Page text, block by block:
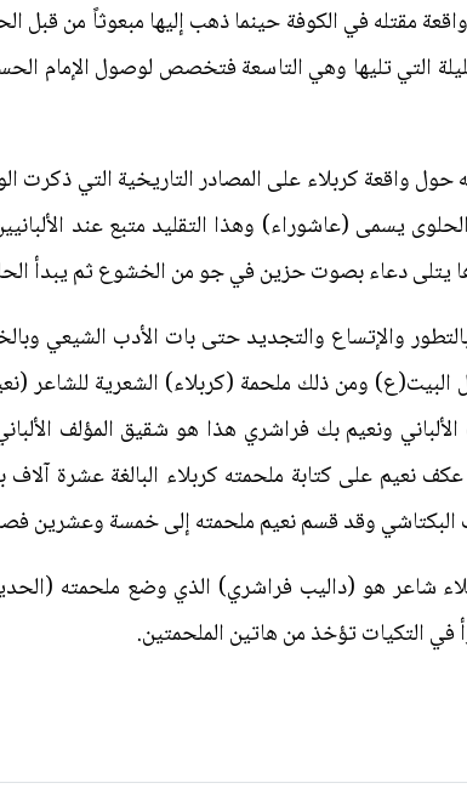
مقتله في الكوفة حينما ذهب إليها مبعوثاً من قبل
التي تليها وهي التاسعة فتخصص لوصول الإمام
واقعة كربلاء على المصادر التاريخية التي ذكرت
يسمى (عاشوراء) وهذا التقليد متبع عند
يتلى دعاء بصوت حزين في جو من الخشوع ثم يبدأ
والإتساع والتجديد حتى بات الأدب الشيعي
شاعر هو (داليب فراشري) الذي وضع ملحمته
في التكيات تؤخذ من هاتين الملحمتين.